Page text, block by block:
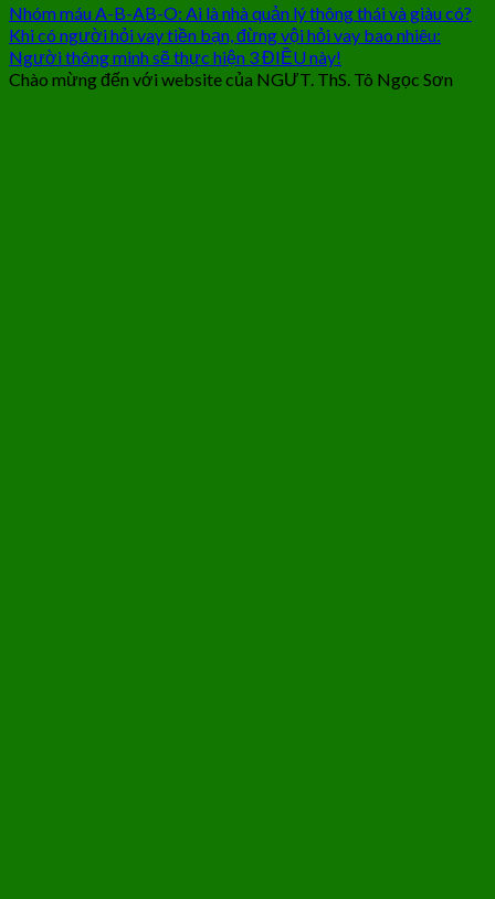
Nhóm máu A-B-AB-O: Ai là nhà quản lý thông thái và giàu có?
Khi có người hỏi vay tiền bạn, đừng vội hỏi vay bao nhiêu:
Người thông minh sẽ thực hiện 3 ĐIỀU này!
Chào mừng đến với website của NGƯT. ThS. Tô Ngọc Sơn